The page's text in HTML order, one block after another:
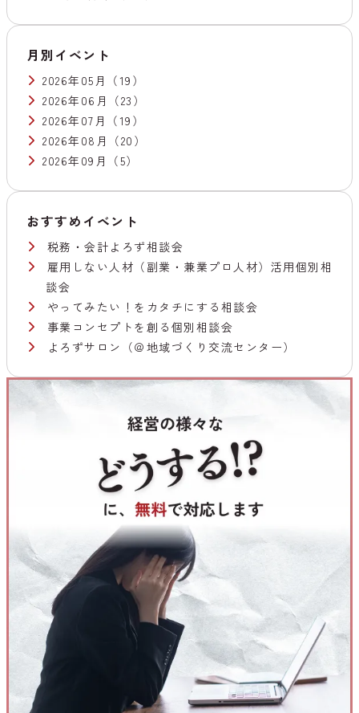
月別イベント
2026年05月
（19）
2026年06月
（23）
2026年07月
（19）
2026年08月
（20）
2026年09月
（5）
おすすめイベント
税務・会計よろず相談会
雇用しない人材（副業・兼業プロ人材）活用個別相
談会
やってみたい！をカタチにする相談会
事業コンセプトを創る個別相談会
よろずサロン（＠地域づくり交流センター）